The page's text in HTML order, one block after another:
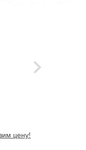
цену!